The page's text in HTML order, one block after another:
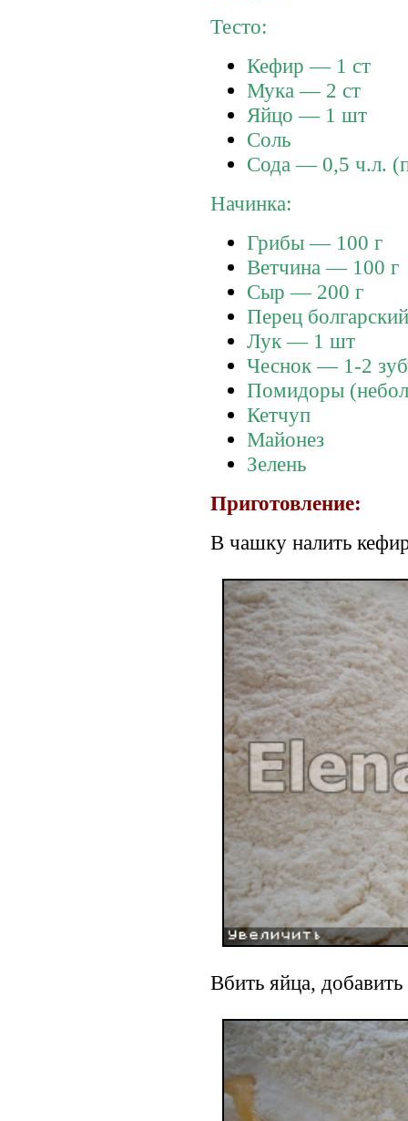
Тесто:
Кефир — 1 ст
Мука — 2 ст
Яйцо — 1 шт
Соль
Сода — 0,5 ч.л.
Начинка:
Грибы — 100 г
Ветчина — 100 г
Сыр — 200 г
Перец
Лук — 1 шт
Чеснок — 1-2
Помидоры
Кетчуп
Майонез
Зелень
Приготовление:
В чашку налить
Вбить яйца,